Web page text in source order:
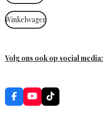
Winkelwagen
Volg ons ook op social media:
F
a
Y
o
T
i